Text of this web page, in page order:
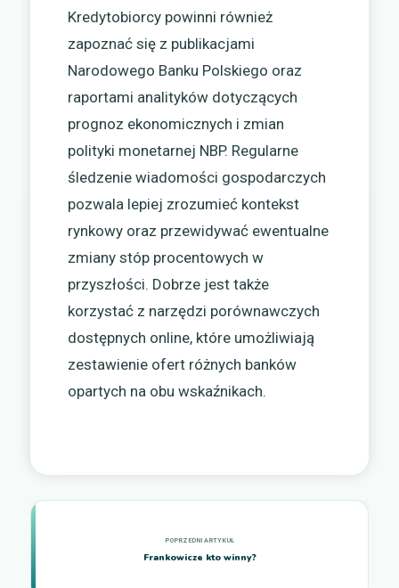
Kredytobiorcy powinni również
zapoznać się z publikacjami
Narodowego Banku Polskiego oraz
raportami analityków dotyczących
prognoz ekonomicznych i zmian
polityki monetarnej NBP. Regularne
śledzenie wiadomości gospodarczych
pozwala lepiej zrozumieć kontekst
rynkowy oraz przewidywać ewentualne
zmiany stóp procentowych w
przyszłości. Dobrze jest także
korzystać z narzędzi porównawczych
dostępnych online, które umożliwiają
zestawienie ofert różnych banków
opartych na obu wskaźnikach.
Frankowicze kto winny?